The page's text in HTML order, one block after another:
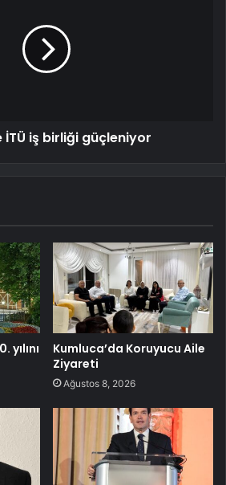
İTÜ iş birliği güçleniyor
yılını
Kumluca’da Koruyucu Aile
Ziyareti
Ağustos 8, 2026